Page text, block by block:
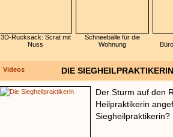
3D-Rucksack: Scrat mit
Nuss
Schneebälle für die
Wohnung
Videos DIE SIEGHEILPRAKTIKERIN
Der Sturm auf den
Heilpraktikerin
Siegheilpraktikerin?